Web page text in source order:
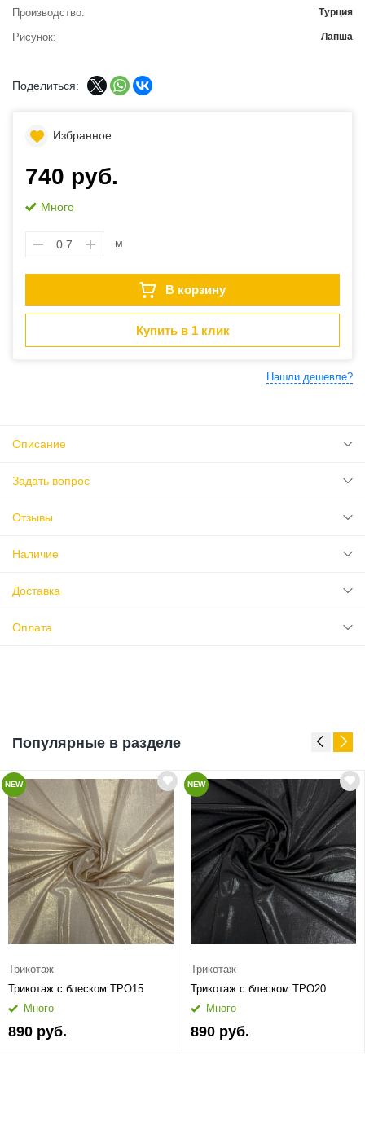
Производство Турция
Рисунок Лапша
Поделиться:
Избранное
740 руб.
Много
м
В корзину
Купить в 1 клик
Нашли дешевле?
Описание
Задать вопрос
Отзывы
Наличие
Доставка
Оплата
Популярные в разделе
NEW
Трикотаж
Трикотаж с блеском ТРО15
Много
890 руб.
NEW
Трикотаж
Трикотаж с блеском ТРО20
Много
890 руб.